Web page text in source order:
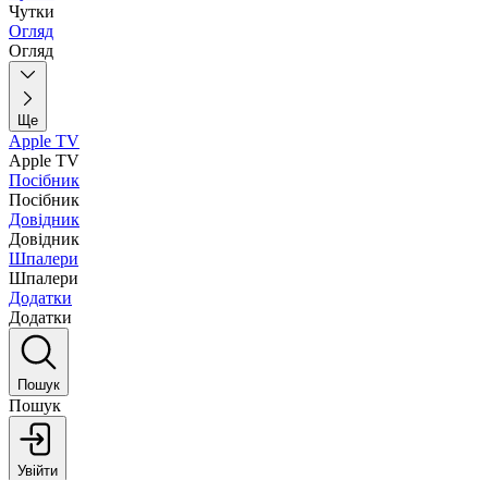
Чутки
Огляд
Огляд
Ще
Apple TV
Apple TV
Посібник
Посібник
Довідник
Довідник
Шпалери
Шпалери
Додатки
Додатки
Пошук
Пошук
Увійти